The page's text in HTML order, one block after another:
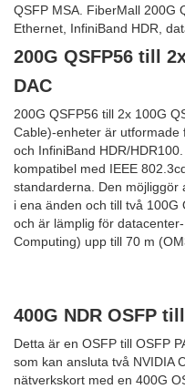
QSFP MSA. FiberMall 200G
Ethernet, InfiniBand HDR,
200G QSFP56 till
DAC
200G QSFP56 till 2x 100G
Cable)-enheter är utformade
och InfiniBand HDR/
kompatibel med IEEE
standarderna. Den möjliggör
i ena änden och till två
och är lämplig för
Computing) upp till 70 m
400G NDR OSFP
Detta är en OSFP till OSFP
som kan ansluta två NVIDIA
nätverkskort med en 400G